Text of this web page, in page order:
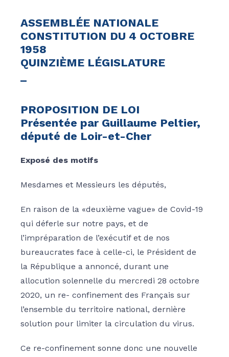
ASSEMBLÉE NATIONALE
CONSTITUTION DU 4 OCTOBRE
1958
QUINZIÈME LÉGISLATURE
PROPOSITION DE LOI
Présentée par Guillaume Peltier,
député de Loir-et-Cher
Exposé des motifs
Mesdames et Messieurs les députés,
En raison de la «deuxième vague» de Covid-19
qui déferle sur notre pays, et de
l’impréparation de l’exécutif et de nos
bureaucrates face à celle-ci, le Président de
la République a annoncé, durant une
allocution solennelle du mercredi 28 octobre
2020, un re- confinement des Français sur
l’ensemble du territoire national, dernière
solution pour limiter la circulation du virus.
Ce re-confinement sonne donc une nouvelle